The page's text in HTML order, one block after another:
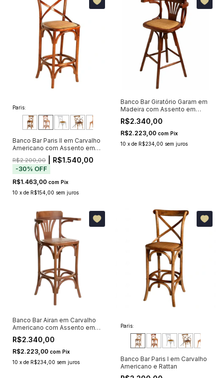
Paris:
Banco Bar Paris II em Carvalho
Americano com Assento em
R$2.200,00 | R$1.540,00
-30% OFF
R$1.463,00 com Pix
10 x de R$154,00 sem juros
Banco Bar Giratório Garam em
Madeira com Assento em
Vime
R$2.340,00
R$2.223,00 com Pix
10 x de R$234,00 sem juros
Banco Bar Airan em Carvalho
Americano com Assento em
Rattan e Braços
R$2.340,00
R$2.223,00 com Pix
10 x de R$234,00 sem juros
Paris:
Banco Bar Paris I em Carvalho
Americano e Rattan